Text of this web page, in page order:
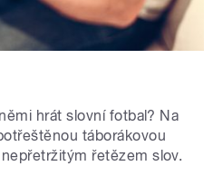
hrát slovní fotbal? Na
táborákovou
řetězem slov.